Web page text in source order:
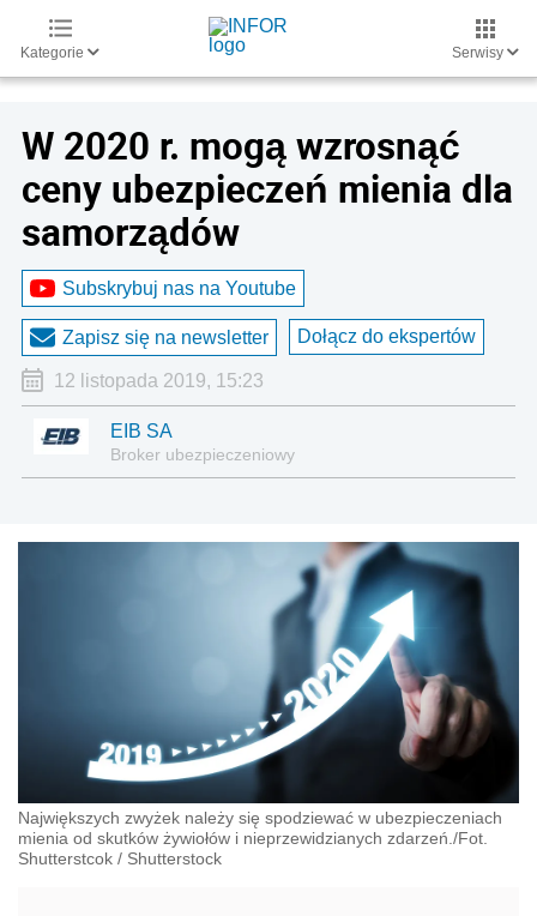
Kategorie Serwisy
W 2020 r. mogą wzrosnąć
ceny ubezpieczeń mienia dla
samorządów
Subskrybuj nas na Youtube
Zapisz się na newsletter Dołącz do ekspertów
12 listopada 2019, 15:23
EIB SA
Broker ubezpieczeniowy
Największych zwyżek należy się spodziewać w ubezpieczeniach
mienia od skutków żywiołów i nieprzewidzianych zdarzeń./Fot.
Shutterstcok / Shutterstock